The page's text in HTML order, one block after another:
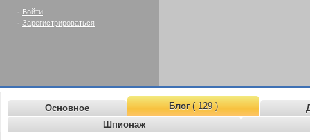
- Войти
- Зарегистрироваться
Основное Блог( 129 )
Шпионаж